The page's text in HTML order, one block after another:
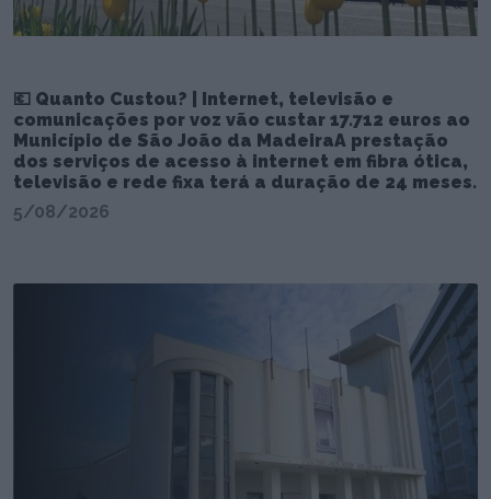
💶 Quanto Custou? | Internet, televisão e
comunicações por voz vão custar 17.712 euros ao
Município de São João da MadeiraA prestação
dos serviços de acesso à internet em fibra ótica,
televisão e rede fixa terá a duração de 24 meses.
5/08/2026